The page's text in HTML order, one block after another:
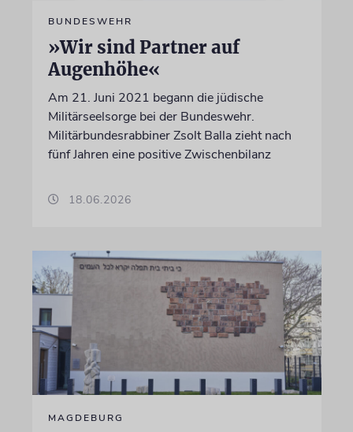
BUNDESWEHR
»Wir sind Partner auf
Augenhöhe«
Am 21. Juni 2021 begann die jüdische
Militärseelsorge bei der Bundeswehr.
Militärbundesrabbiner Zsolt Balla zieht nach
fünf Jahren eine positive Zwischenbilanz
18.06.2026
MAGDEBURG